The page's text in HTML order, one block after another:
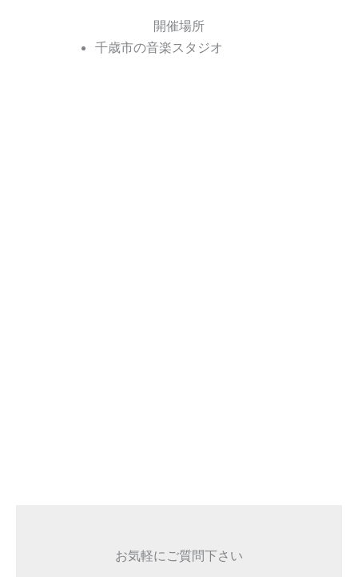
開催場所
千歳市の音楽スタジオ
お気軽にご質問下さい